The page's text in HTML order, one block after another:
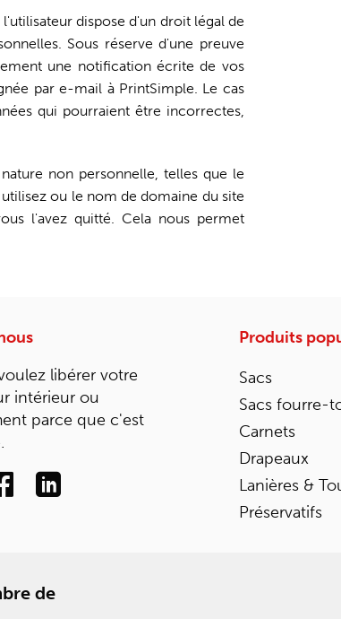
dispose d'un droit légal de
Sous réserve d'une preuve
une notification écrite de vos
par e-mail à PrintSimple. Le cas
qui pourraient être incorrectes,
non personnelle, telles que le
ou le nom de domaine du site
l'avez quitté. Cela nous permet
libérer votre
intérieur ou
parce que c'est
Produits
Sacs
Sacs fourre-
Carnets
Drapeaux
Lanières &
Préservatifs
de